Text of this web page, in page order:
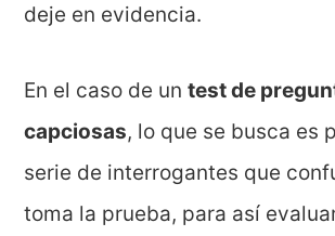
deje en evidencia.
En el caso de untest de
capciosas, lo que se busca es
serie de interrogantes que
toma la prueba, para así